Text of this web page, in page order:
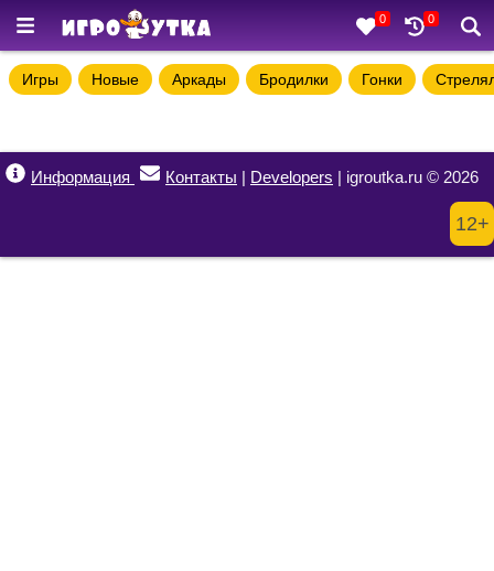
0 0
Игры Новые Аркады Бродилки Гонки
Информация Контакты | Developers | igroutka.ru © 2026
12+